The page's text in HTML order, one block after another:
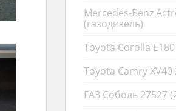
Mercedes-Benz
(газодизель)
Toyota Corolla
Toyota Camry XV40
ГАЗ Соболь 27527